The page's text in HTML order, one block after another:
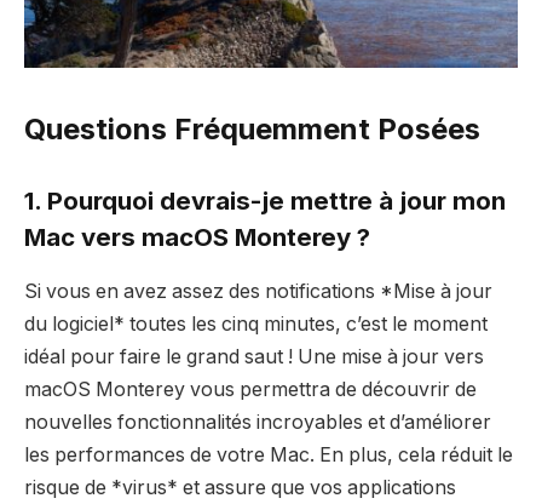
Questions Fréquemment Posées
1. Pourquoi devrais-je mettre à jour mon
Mac vers macOS Monterey ?
Si vous en avez assez des notifications *Mise à jour
du logiciel* toutes les cinq minutes, c’est le moment
idéal pour faire le grand saut ! Une mise à jour vers
macOS Monterey vous permettra de découvrir de
nouvelles fonctionnalités incroyables et d’améliorer
les performances de votre Mac. En plus, cela réduit le
risque de *virus* et assure que vos applications